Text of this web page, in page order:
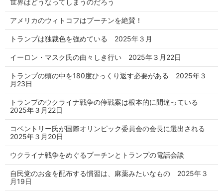
世界はどうなってしまうのだろう
アメリカのウィトコフはプーチンを絶賛！
トランプは独裁色を強めている 2025年３月
イーロン・マスク氏の由々しき行い 2025年３月22日
トランプの頭の中を180度ひっくり返す必要がある 2025年３
月23日
トランプのウクライナ戦争の停戦案は根本的に間違っている
2025年３月22日
コベントリー氏が国際オリンピック委員会の会長に選出される
2025年３月20日
ウクライナ戦争をめぐるプーチンとトランプの電話会談
自民党のお金を配布する慣習は、麻薬みたいなもの 2025年３
月19日